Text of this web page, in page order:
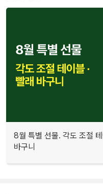
8월 특별 선물. 각도 조절
바구니